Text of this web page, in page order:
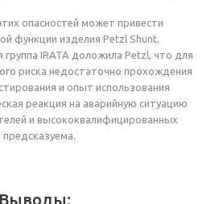
опасностей может привести
функции изделия Petzl Shunt.
группа IRATA доложила Petzl, что для
риска недостаточно прохождения
и опыт использования
реакция на аварийную ситуацию
и высококвалифицированных
Выводы: